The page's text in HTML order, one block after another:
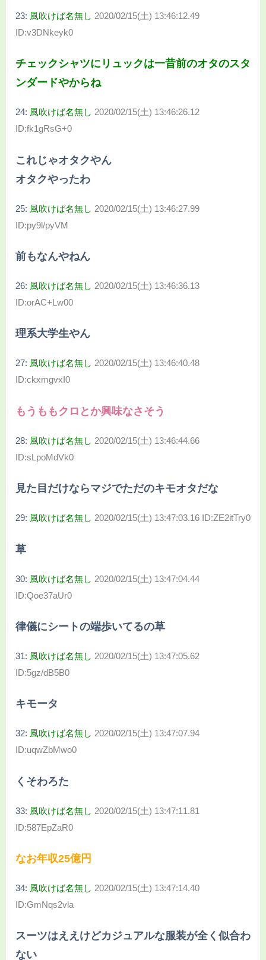
23: 風吹けば名無し 2020/02/15(土) 13:46:12.49
ID:v3DNkeyk0
チェックシャツにリュックは一昔前のオタのスタ
ンダードやからね
24: 風吹けば名無し 2020/02/15(土) 13:46:26.12
ID:fk1gRsG+0
これじゃオタクやん
オタクやったわ
25: 風吹けば名無し 2020/02/15(土) 13:46:27.99
ID:py9l/pyVM
前もなんやねん
26: 風吹けば名無し 2020/02/15(土) 13:46:36.13
ID:orAC+Lw00
理系大学生やん
27: 風吹けば名無し 2020/02/15(土) 13:46:40.48
ID:ckxmgvxI0
もうももクロとか興味なさそう
28: 風吹けば名無し 2020/02/15(土) 13:46:44.66
ID:sLpoMdVk0
見た目だけならマジでただのキモオタだな
29: 風吹けば名無し 2020/02/15(土) 13:47:03.16 ID:ZE2itTry0
草
30: 風吹けば名無し 2020/02/15(土) 13:47:04.44
ID:Qoe37aUr0
律儀にシートの端歩いてるの草
31: 風吹けば名無し 2020/02/15(土) 13:47:05.62
ID:5gz/dB5B0
キモータ
32: 風吹けば名無し 2020/02/15(土) 13:47:07.94
ID:uqwZbMwo0
くそわろた
33: 風吹けば名無し 2020/02/15(土) 13:47:11.81
ID:587EpZaR0
なお年収25億円
34: 風吹けば名無し 2020/02/15(土) 13:47:14.40
ID:GmNqs2vla
スーツはええけどカジュアルな服装が全く似合わ
ない